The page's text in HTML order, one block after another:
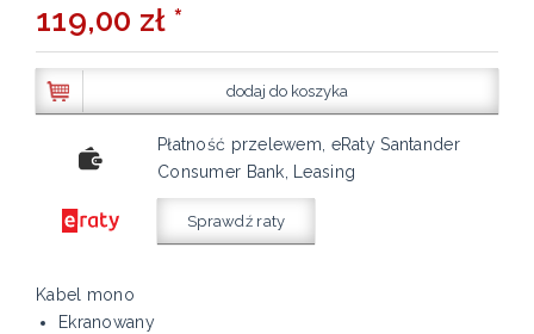
119,00 zł *
dodaj do koszyka
Płatność przelewem, eRaty Santander
Consumer Bank, Leasing
Sprawdź raty
Kabel mono
Ekranowany